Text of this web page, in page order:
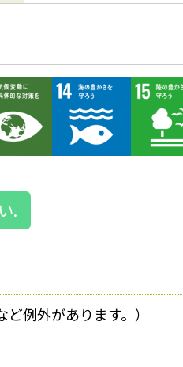
.
例外があります。）